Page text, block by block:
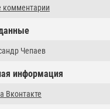
комментарии
Чепаев
информация
Вконтакте